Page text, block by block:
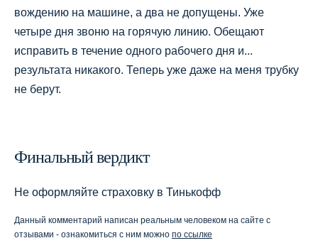
вождению на машине, а два не допущены. Уже
четыре дня звоню на горячую линию. Обещают
исправить в течение одного рабочего дня и...
результата никакого. Теперь уже даже на меня трубку
не берут.
Финальный вердикт
Не оформляйте страховку в Тинькофф
Данный комментарий написан реальным человеком на сайте с
отзывами - ознакомиться с ним можно по ссылке